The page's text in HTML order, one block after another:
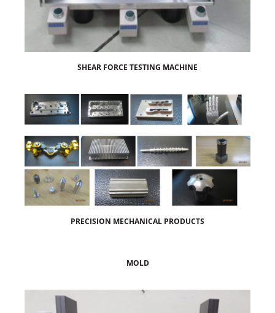
SHEAR FORCE TESTING MACHINE
PRECISION MECHANICAL PRODUCTS
MOLD